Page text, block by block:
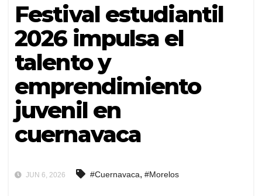
Festival estudiantil
2026 impulsa el
talento y
emprendimiento
juvenil en
cuernavaca
JUN 6, 2026 #Cuernavaca, #Morelos